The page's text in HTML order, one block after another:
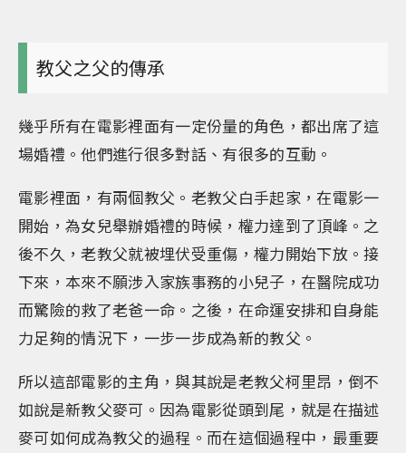
教父之父的傳承
幾乎所有在電影裡面有一定份量的角色，都出席了這
場婚禮。他們進行很多對話、有很多的互動。
電影裡面，有兩個教父。老教父白手起家，在電影一
開始，為女兒舉辦婚禮的時候，權力達到了頂峰。之
後不久，老教父就被埋伏受重傷，權力開始下放。接
下來，本來不願涉入家族事務的小兒子，在醫院成功
而驚險的救了老爸一命。之後，在命運安排和自身能
力足夠的情況下，一步一步成為新的教父。
所以這部電影的主角，與其說是老教父柯里昂，倒不
如說是新教父麥可。因為電影從頭到尾，就是在描述
麥可如何成為教父的過程。而在這個過程中，最重要